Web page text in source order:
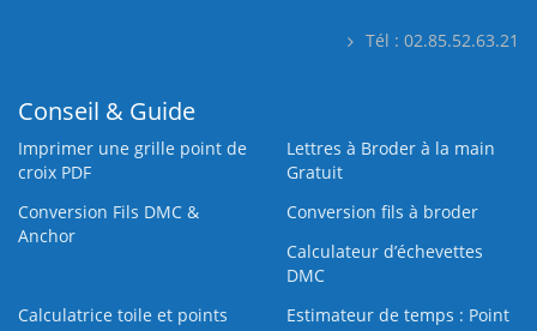
Tél : 02.85.52.63.21
Conseil & Guide
Imprimer une grille point de
croix PDF
Lettres à Broder à la main
Gratuit
Conversion Fils DMC &
Anchor
Conversion fils à broder
Calculateur d’échevettes
DMC
Calculatrice toile et points
Estimateur de temps : Point